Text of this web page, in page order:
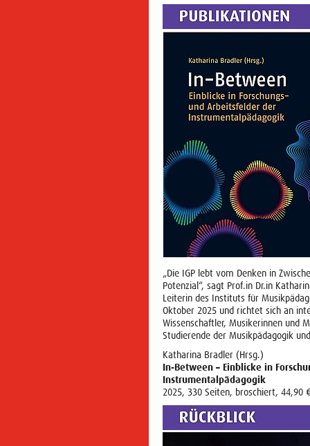
„Die IGP lebt vom Denken in
Potenzial“, sagt Prof.in Dr.in
Leiterin des Instituts für
Oktober 2025 und richtet sich an
Wissenschaftler, Musikerinnen und
Studierende der Musikpädagogik
Katharina Bradler (Hrsg.)
In-Between – Einblicke in
Instrumentalpädagogik
2025, 330 Seiten, broschiert, 44,90